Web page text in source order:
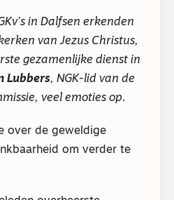
in Dalfsen erkenden
van Jezus Christus,
gezamenlijke dienst in
Lubbers, NGK-lid van de
veel emoties op.
over de geweldige
om verder te